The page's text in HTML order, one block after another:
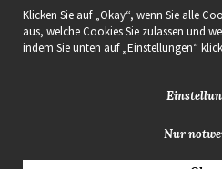
2021
Klicken Sie auf „Okay“, wenn Sie alle
aus, welche Cookies Sie zulassen und
indem Sie unten auf „Einstellungen“
Nur